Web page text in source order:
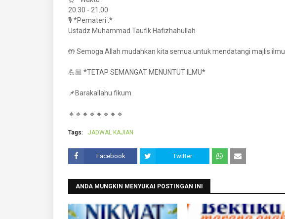
20.30 - 21.00
🎙️ *Pemateri :*
Ustadz Muhammad Taufik Hafizhahullah
🤲 Semoga Allah mudahkan kita semua untuk mendatangi majlis ilmu.
💪🏼 *TETAP SEMANGAT MENUNTUT ILMU*
📌Barakallahu fikum
🔸🔹🔸🔹🔸🔹🔸🔹
Tags: JADWAL KAJIAN
Facebook Twitter
ANDA MUNGKIN MENYUKAI POSTINGAN INI